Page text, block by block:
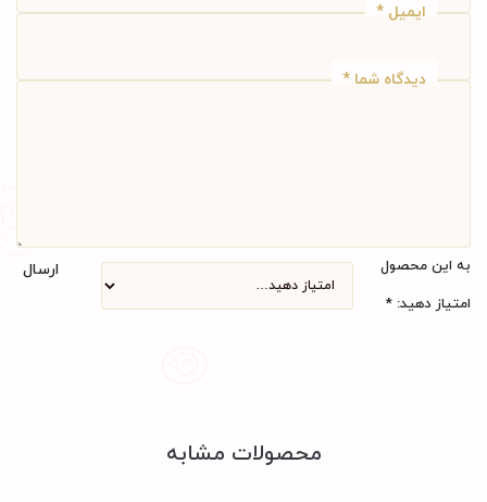
ایمیل *
دیدگاه شما *
به این محصول
امتیاز دهید: *
ارسال
محصولات مشابه